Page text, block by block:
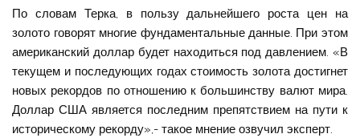
По словам Терка, в пользу дальнейшего роста цен на
золото говорят многие фундаментальные данные. При этом
американский доллар будет находиться под давлением. «В
текущем и последующих годах стоимость золота достигнет
новых рекордов по отношению к большинству валют мира.
Доллар США является последним препятствием на пути к
историческому рекорду»,- такое мнение озвучил эксперт.